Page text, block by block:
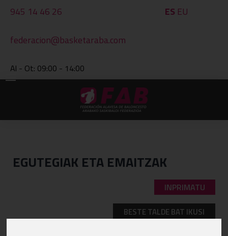
945 14 46 26
federacion@basketaraba.com
Al - Ot: 09:00 - 14:00
ES EU
EGUTEGIAK ETA EMAITZAK
INPRIMATU
BESTE TALDE BAT IKUSI